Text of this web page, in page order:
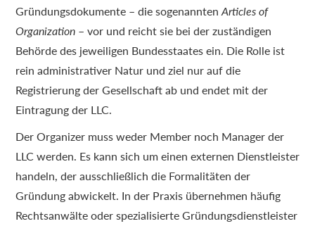
Gründungsdokumente – die sogenanntenArticles of
Organization – vor und reicht sie bei der zuständigen
Behörde des jeweiligen Bundesstaates ein. Die Rolle ist
rein administrativer Natur und ziel nur auf die
Registrierung der Gesellschaft ab und endet mit der
Eintragung der LLC.
Der Organizer muss weder Member noch Manager der
LLC werden. Es kann sich um einen externen Dienstleister
handeln, der ausschließlich die Formalitäten der
Gründung abwickelt. In der Praxis übernehmen häufig
Rechtsanwälte oder spezialisierte Gründungsdienstleister